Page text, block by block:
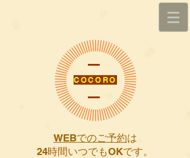
COCORO
WEBでのご予約は
​24時間いつでもOKです。